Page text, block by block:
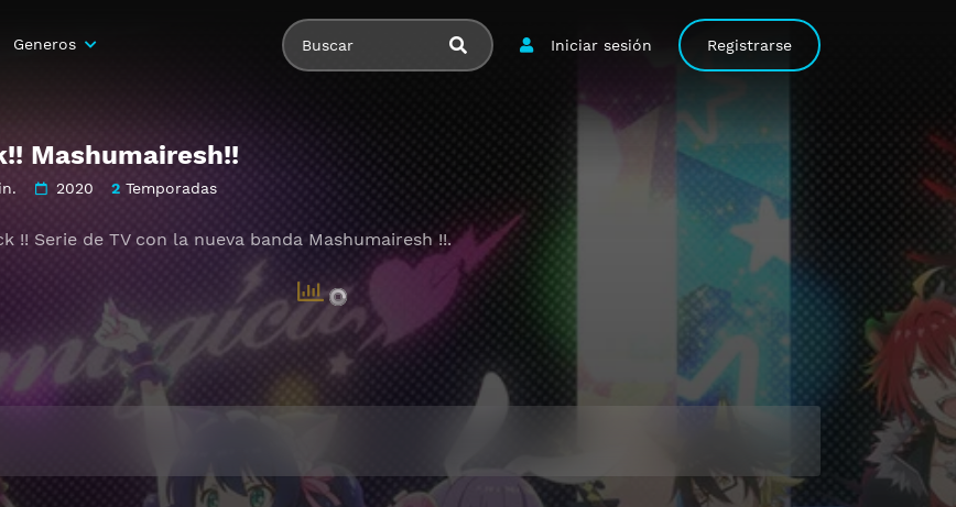
Iniciar sesión Registrarse
Generos
Mashumairesh!!
2020 2Temporadas
!! Serie de TV con la nueva banda Mashumairesh !!.